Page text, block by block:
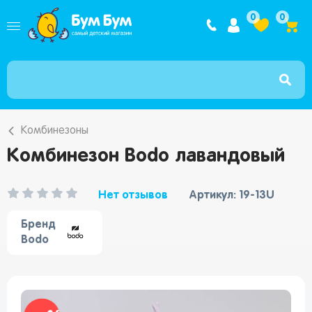
Интернет
0 0
Комбинезоны
Комбинезон Bodo лавандовый
Нет отзывов Артикул: 19-13U
Бренд
Bodo